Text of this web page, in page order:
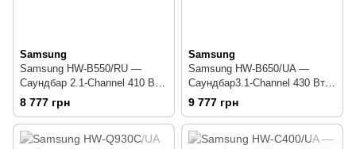
Samsung
Samsung HW-B550/RU —
Саундбар 2.1-Channel 410 Вт
USB Bluetooth
8 777 грн
Samsung
Samsung HW-B650/UA —
Саундбар3.1-Channel 430 Вт
HDMI Bluetooth
9 777 грн